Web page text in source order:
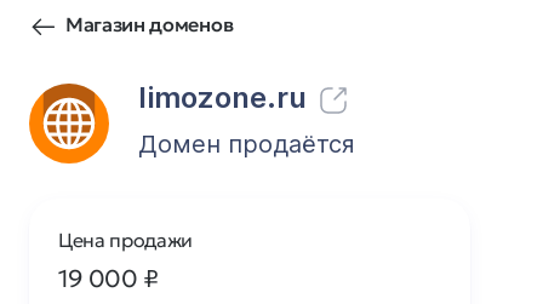
Магазин доменов
limozone.ru
Домен продаётся
Цена продажи
19 000 ₽